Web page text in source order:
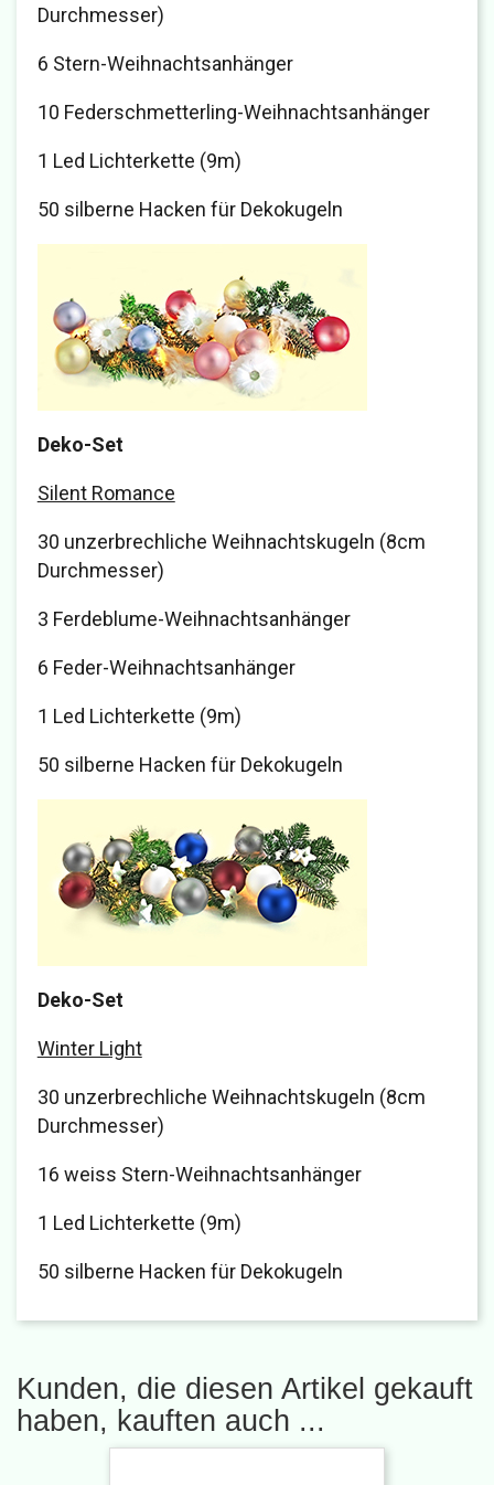
Durchmesser)
6 Stern-Weihnachtsanhänger
10 Federschmetterling-Weihnachtsanhänger
1 Led Lichterkette (9m)
50 silberne Hacken für Dekokugeln
Deko-Set
Silent Romance
30 unzerbrechliche Weihnachtskugeln (8cm
Durchmesser)
3 Ferdeblume-Weihnachtsanhänger
6 Feder-Weihnachtsanhänger
1 Led Lichterkette (9m)
50 silberne Hacken für Dekokugeln
Deko-Set
Winter Light
30 unzerbrechliche Weihnachtskugeln (8cm
Durchmesser)
16 weiss Stern-Weihnachtsanhänger
1 Led Lichterkette (9m)
50 silberne Hacken für Dekokugeln
Kunden, die diesen Artikel gekauft
haben, kauften auch ...